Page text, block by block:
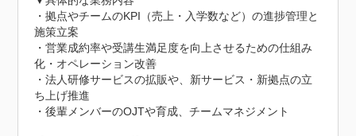
・拠点やチームのKPI（売上・入学数など）の進捗管理と
施策立案
・営業成約率や受講生満足度を向上させるための仕組み
化・オペレーション改善
・法人研修サービスの拡販や、新サービス・新拠点の立
ち上げ推進
・後輩メンバーのOJTや育成、チームマネジメント